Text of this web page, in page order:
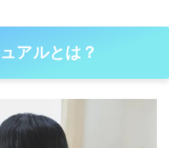
アルとは？